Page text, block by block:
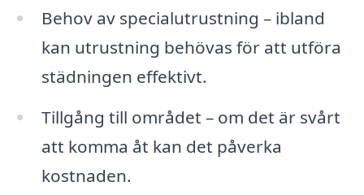
Behov av specialutrustning – ibland
kan utrustning behövas för att utföra
städningen effektivt.
Tillgång till området – om det är svårt
att komma åt kan det påverka
kostnaden.